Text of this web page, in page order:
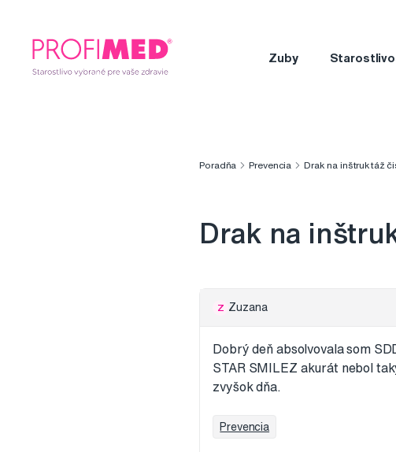
Zuby
Poradňa Prevencia Drak na inštruktáž
Drak na
Z Zuzana
Dobrý deň absolvovala som
STAR SMILEZ akurát nebol
zvyšok dňa.
Prevencia